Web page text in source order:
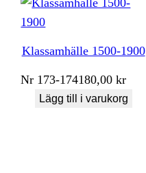
Klassamhälle 1500-1900
Nr 173-174180,00kr
Lägg till i varukorg